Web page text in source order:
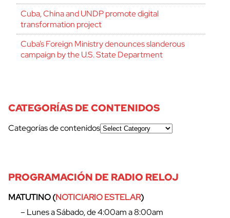
Cuba, China and UNDP promote digital
transformation project
Cuba’s Foreign Ministry denounces slanderous
campaign by the U.S. State Department
CATEGORÍAS DE CONTENIDOS
Categorías de contenidos
PROGRAMACIÓN DE RADIO RELOJ
MATUTINO (NOTICIARIO ESTELAR)
– Lunes a Sábado, de 4:00am a 8:00am